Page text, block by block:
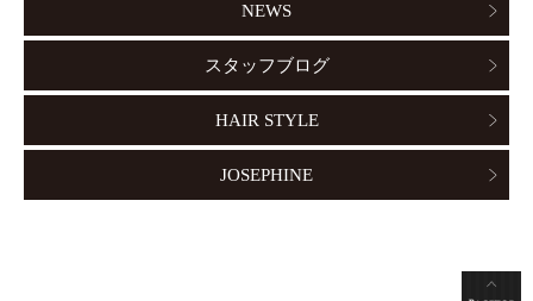
NEWS
スタッフブログ
HAIR STYLE
JOSEPHINE